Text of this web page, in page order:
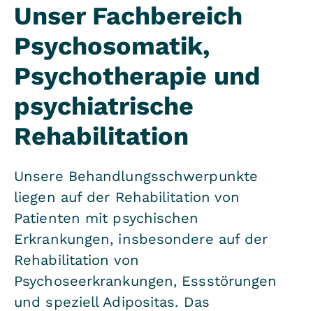
Unser Fachbereich
Psychosomatik,
Psychotherapie und
psychiatrische
Rehabilitation
Unsere Behandlungsschwerpunkte
liegen auf der Rehabilitation von
Patienten mit psychischen
Erkrankungen, insbesondere auf der
Rehabilitation von
Psychoseerkrankungen, Essstörungen
und speziell Adipositas. Das